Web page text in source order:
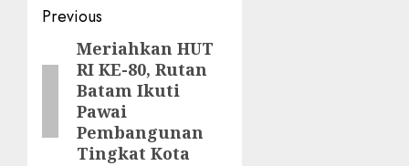
Post
navigation
Previous
Previous
post:
Meriahkan HUT
RI KE-80, Rutan
Batam Ikuti
Pawai
Pembangunan
Tingkat Kota